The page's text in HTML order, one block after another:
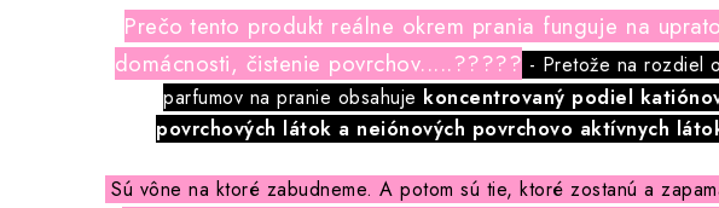
Prečo tento produkt reálne okrem prania funguje na
domácnosti, čistenie povrchov.....????? - Pretože na rozdiel
parfumov na pranie obsahuje koncentrovaný podiel
povrchových látok a neiónových povrchovo aktívnych
Sú vône na ktoré zabudneme. A potom sú tie, ktoré zostanú a